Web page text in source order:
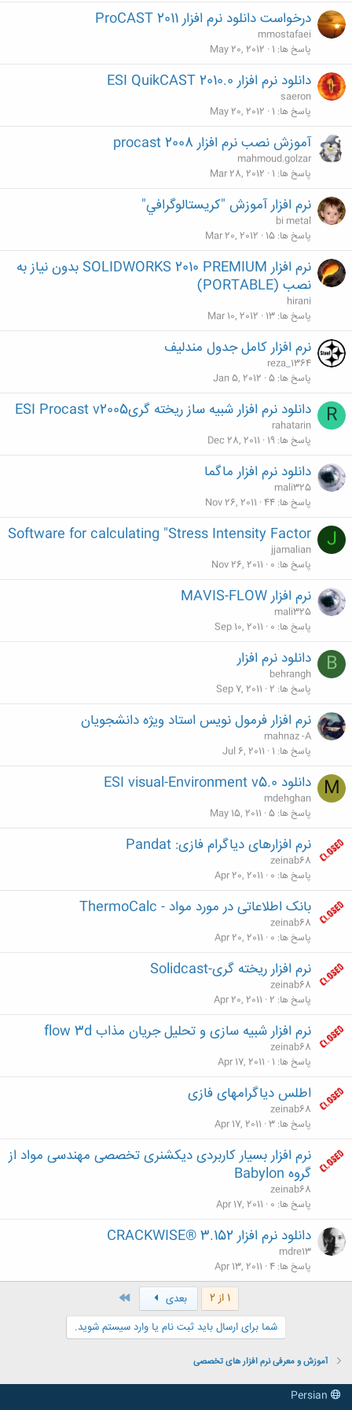
درخواست دانلود نرم افزار ProCAST 2011
mmostafaei
پاسخ ها 1
May 20, 2012
دانلود نرم افزار ESI QuikCAST 2010.0
saeron
پاسخ ها 1
May 20, 2012
آموزش نصب نرم افزار procast 2008
mahmoud.golzar
پاسخ ها 1
Mar 28, 2012
نرم افزار آموزش "كريستالوگرافي"
bi metal
پاسخ ها 15
Mar 20, 2012
نرم افزار SOLIDWORKS 2010 PREMIUM بدون نیاز به
نصب (PORTABLE)
hirani
پاسخ ها 13
Mar 10, 2012
نرم افزار کامل جدول مندلیف
reza_1364
پاسخ ها 5
Jan 5, 2012
R دانلود نرم افزار شبیه ساز ریخته گریESI Procast v2005
rahatarin
پاسخ ها 19
Dec 28, 2011
دانلود نرم افزار ماگما
mali325
پاسخ ها 44
Nov 26, 2011
J
Software for calculating "Stress Intensity Factor
jjamalian
پاسخ ها 0
Nov 26, 2011
نرم افزار MAVIS-FLOW
mali325
پاسخ ها 0
Sep 10, 2011
B دانلود نرم افزار
behrangh
پاسخ ها 2
Sep 7, 2011
نرم افزار فرمول نویس استاد ویژه دانشجویان
mahnaz -A
پاسخ ها 1
Jul 6, 2011
M دانلود ESI visual-Environment v5.0
mdehghan
پاسخ ها 5
May 15, 2011
نرم افزارهای دیاگرام فازی: Pandat
zeinab68
پاسخ ها 0
Apr 20, 2011
بانک اطلاعاتی در مورد مواد - ThermoCalc
zeinab68
پاسخ ها 0
Apr 20, 2011
نرم افزار ریخته گری-Solidcast
zeinab68
پاسخ ها 2
Apr 20, 2011
نرم افزار شبیه سازی و تحلیل جریان مذاب flow 3d
zeinab68
پاسخ ها 1
Apr 17, 2011
اطلس دیاگرامهای فازی
zeinab68
پاسخ ها 3
Apr 17, 2011
نرم افزار بسیار کاربردی دیکشنری تخصصی مهندسی مواد از
گروه Babylon
zeinab68
پاسخ ها 0
Apr 17, 2011
دانلود نرم افزار CRACKWISE® 3.152
mdre13
پاسخ ها 4
Apr 13, 2011
1 از 2 بعدی
شما برای ارسال باید ثبت نام یا وارد سیستم شوید.
آموزش و معرفی نرم افزار های تخصصی